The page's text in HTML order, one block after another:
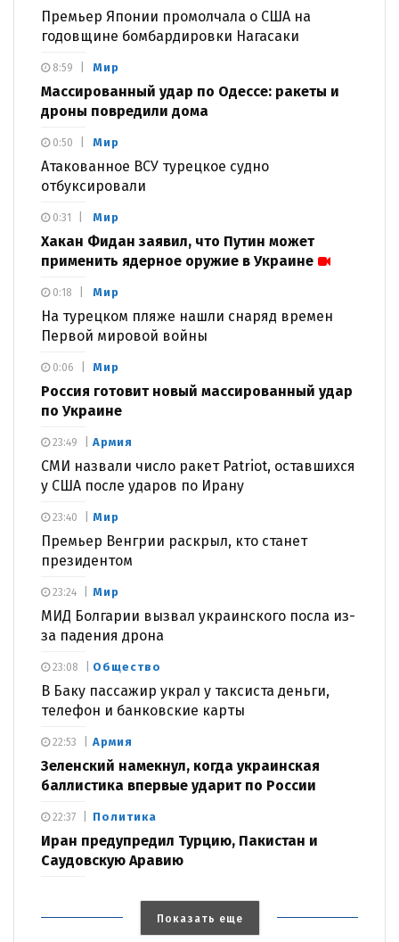
Премьер Японии промолчала о США на
годовщине бомбардировки Нагасаки
Мир
Массированный удар по Одессе: ракеты и
дроны повредили дома
8:59
Мир
Атакованное ВСУ турецкое судно
отбуксировали
0:50
Мир
Хакан Фидан заявил, что Путин может
применить ядерное оружие в Украине
0:31
Мир
На турецком пляже нашли снаряд времен
Первой мировой войны
0:18
Мир
Россия готовит новый массированный удар
по Украине
0:06
Армия
СМИ назвали число ракет Patriot, оставшихся
у США после ударов по Ирану
23:49
Мир
Премьер Венгрии раскрыл, кто станет
президентом
23:40
Мир
МИД Болгарии вызвал украинского посла из-
за падения дрона
23:24
Общество
В Баку пассажир украл у таксиста деньги,
телефон и банковские карты
23:08
Армия
Зеленский намекнул, когда украинская
баллистика впервые ударит по России
22:53
Политика
Иран предупредил Турцию, Пакистан и
Саудовскую Аравию
22:37
Показать еще